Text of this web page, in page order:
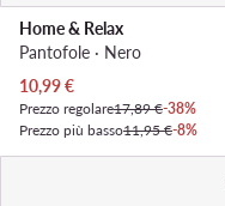
Home & Relax
Pantofole · Nero
Prezzo attuale
10,99€
Prezzo regolare17,89 €-38%
Prezzo più basso11,95 €-8%